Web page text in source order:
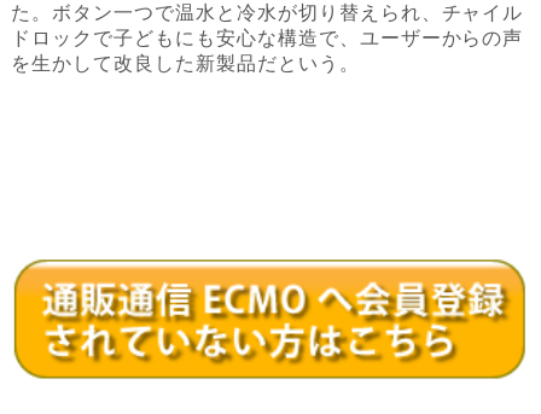
た。ボタン一つで温水と冷水が切り替えられ、チャイル
ドロックで子どもにも安心な構造で、ユーザーからの声
を生かして改良した新製品だという。